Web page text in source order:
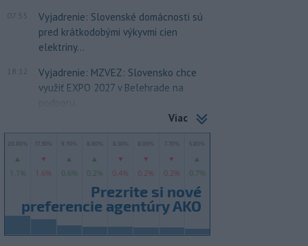
07:55
Vyjadrenie: Slovenské domácnosti sú
pred krátkodobými výkyvmi cien
elektriny...
18:12
Vyjadrenie: MZVEZ: Slovensko chce
využiť EXPO 2027 v Belehrade na
podporu...
Viac